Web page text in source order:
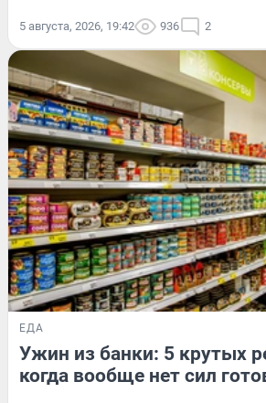
5 августа, 2026, 19:42 936 2
ЕДА
Ужин из банки: 5 крутых
когда вообще нет сил